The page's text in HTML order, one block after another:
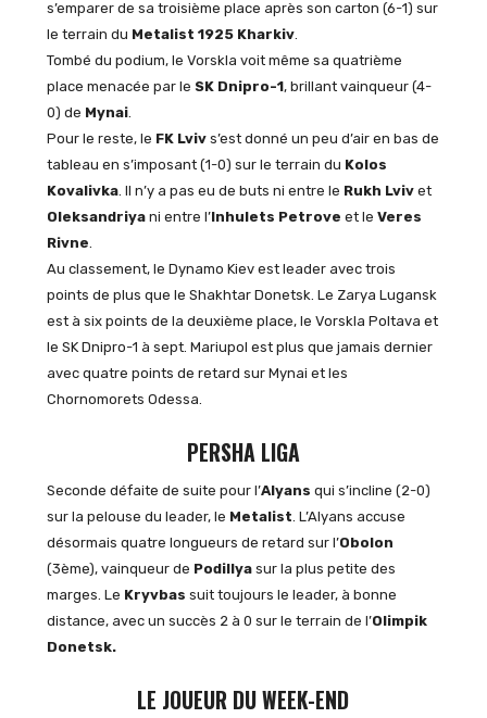
s’emparer de sa troisième place après son carton (6-1) sur
le terrain du Metalist 1925 Kharkiv.
Tombé du podium, le Vorskla voit même sa quatrième
place menacée par le SK Dnipro-1, brillant vainqueur (4-
0) de Mynai.
Pour le reste, le FK Lvivs’est donné un peu d’air en bas de
tableau en s’imposant (1-0) sur le terrain du Kolos
Kovalivka. Il n’y a pas eu de buts ni entre le Rukh Lvivet
Oleksandriyani entre l’Inhulets Petrove et le Veres
Rivne
Au classement, le Dynamo Kiev est leader avec trois
points de plus que le Shakhtar Donetsk. Le Zarya Lugansk
est à six points de la deuxième place, le Vorskla Poltava et
le SK Dnipro-1 à sept. Mariupol est plus que jamais dernier
avec quatre points de retard sur Mynai et les
Chornomorets Odessa.
PERSHA LIGA
Seconde défaite de suite pour l’Alyans qui s’incline (2-0)
sur la pelouse du leader, le Metalist. L’Alyans accuse
désormais quatre longueurs de retard sur l’Obolon
(3ème), vainqueur de Podillya sur la plus petite des
marges. Le Kryvbas suit toujours le leader, à bonne
distance, avec un succès 2 à 0 sur le terrain de l’Olimpik
Donetsk.
LE JOUEUR DU WEEK-END